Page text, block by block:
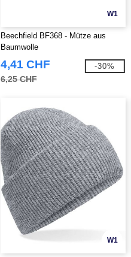
W1
Beechfield BF368 - Mütze aus
Baumwolle
4,41 CHF
6,25 CHF
-30%
W1